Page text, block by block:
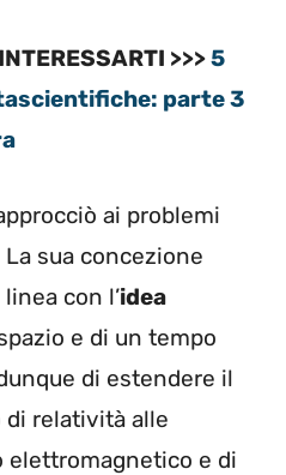
>>>5
parte 3
ai problemi
sua concezione
con l’idea
e di un tempo
di estendere il
relatività alle
elettromagnetico e di